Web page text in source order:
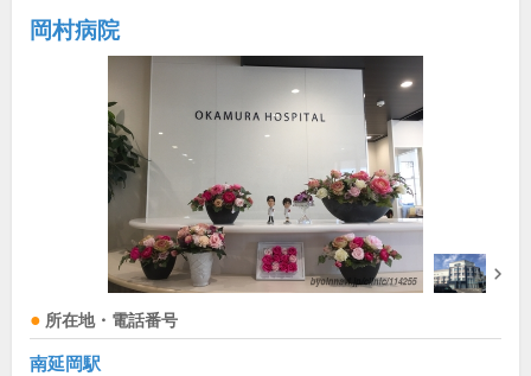
岡村病院
所在地・電話番号
南延岡駅